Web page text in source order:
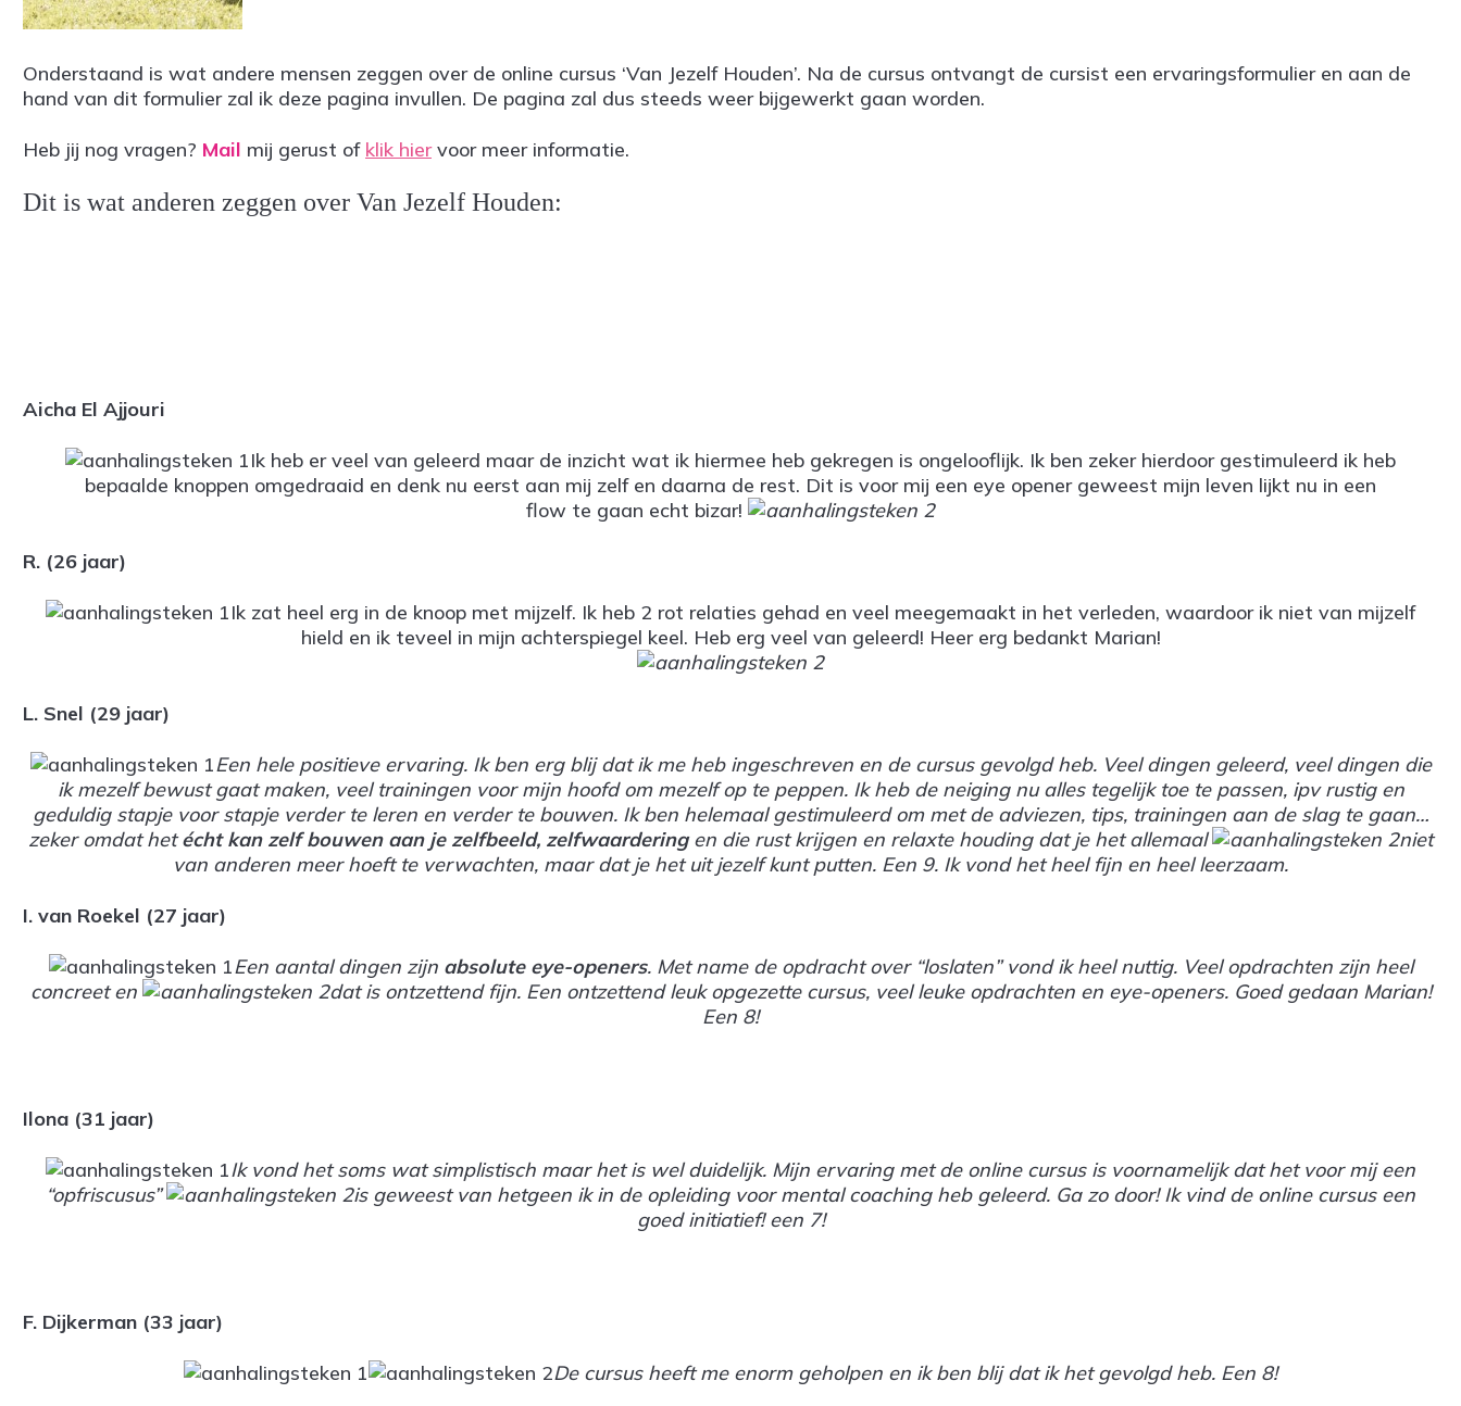
Onderstaand is wat andere mensen zeggen over de online cursus ‘Van Jezelf Houden’. Na de cursus ontvangt de cursist een ervaringsformulier en aan de
hand van dit formulier zal ik deze pagina invullen. De pagina zal dus steeds weer bijgewerkt gaan worden.
Heb jij nog vragen? Mail mij gerust of klik hiervoor meer informatie.
Dit is wat anderen zeggen over Van Jezelf Houden:
Aicha El Ajjouri
Ik heb er veel van geleerd maar de inzicht wat ik hiermee heb gekregen is ongelooflijk. Ik ben zeker hierdoor gestimuleerd ik heb
bepaalde knoppen omgedraaid en denk nu eerst aan mij zelf en daarna de rest. Dit is voor mij een eye opener geweest mijn leven lijkt nu in een
flow te gaan echt bizar!
R. (26 jaar)
Ik zat heel erg in de knoop met mijzelf. Ik heb 2 rot relaties gehad en veel meegemaakt in het verleden, waardoor ik niet van mijzelf
hield en ik teveel in mijn achterspiegel keel. Heb erg veel van geleerd! Heer erg bedankt Marian!
L. Snel (29 jaar)
Een hele positieve ervaring. Ik ben erg blij dat ik me heb ingeschreven en de cursus gevolgd heb. Veel dingen geleerd, veel dingen die
ik mezelf bewust gaat maken, veel trainingen voor mijn hoofd om mezelf op te peppen. Ik heb de neiging nu alles tegelijk toe te passen, ipv rustig en
geduldig stapje voor stapje verder te leren en verder te bouwen. Ik ben helemaal gestimuleerd om met de adviezen, tips, trainingen aan de slag te gaan…
zeker omdat hetécht kan zelf bouwen aan je zelfbeeld, zelfwaarderingen die rust krijgen en relaxte houding dat je het allemaal
niet
van anderen meer hoeft te verwachten, maar dat je het uit jezelf kunt putten. Een 9. Ik vond het heel fijn en heel leerzaam.
I. van Roekel (27 jaar)
Een aantal dingen zijn absolute eye-openers. Met name de opdracht over “loslaten” vond ik heel nuttig. Veel opdrachten zijn heel
concreet en
dat is ontzettend fijn. Een ontzettend leuk opgezette cursus, veel leuke opdrachten en eye-openers. Goed gedaan Marian!
Een 8!
Ilona (31 jaar)
Ik vond het soms wat simplistisch maar het is wel duidelijk. Mijn ervaring met de online cursus is voornamelijk dat het voor mij een
“opfriscusus”
is geweest van hetgeen ik in de opleiding voor mental coaching heb geleerd. Ga zo door! Ik vind de online cursus een
goed initiatief! een 7!
F. Dijkerman (33 jaar)
De cursus heeft me enorm geholpen en ik ben blij dat ik het gevolgd heb. Een 8!